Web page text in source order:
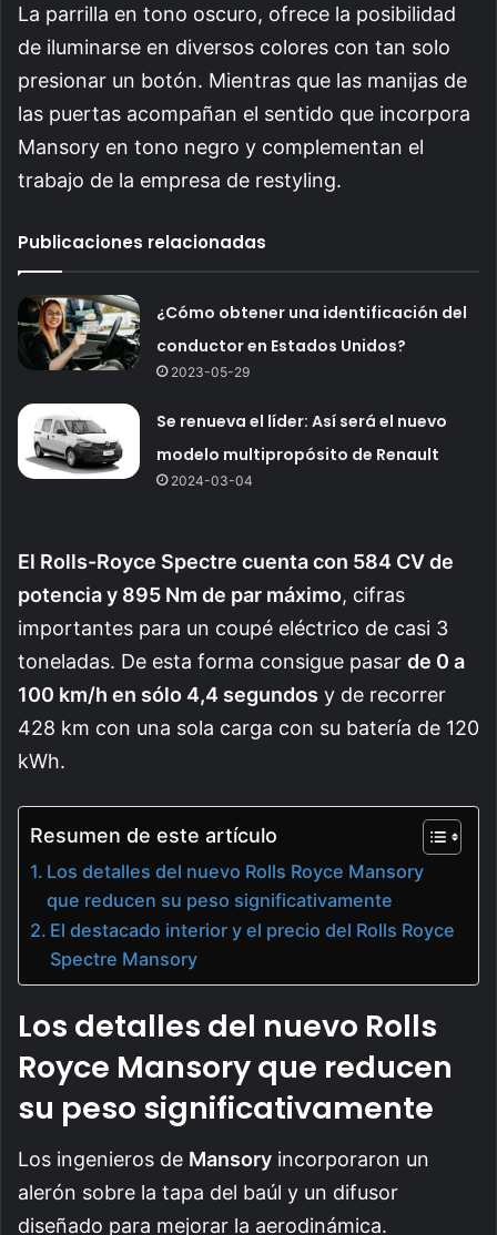
La parrilla en tono oscuro, ofrece la posibilidad
de iluminarse en diversos colores con tan solo
presionar un botón. Mientras que las manijas de
las puertas acompañan el sentido que incorpora
Mansory en tono negro y complementan el
trabajo de la empresa de restyling.
Publicaciones relacionadas
¿Cómo obtener una identificación del
conductor en Estados Unidos?
2023-05-29
Se renueva el líder: Así será el nuevo
modelo multipropósito de Renault
2024-03-04
El Rolls-Royce Spectre cuenta con 584 CV de
potencia y 895 Nm de par máximo, cifras
importantes para un coupé eléctrico de casi 3
toneladas. De esta forma consigue pasar de 0 a
100 km/h en sólo 4,4 segundos y de recorrer
428 km con una sola carga con su batería de 120
kWh.
Resumen de este artículo
Los detalles del nuevo Rolls Royce Mansory
que reducen su peso significativamente
El destacado interior y el precio del Rolls Royce
Spectre Mansory
Los detalles del nuevo Rolls
Royce Mansory que reducen
su peso significativamente
Los ingenieros de Mansory incorporaron un
alerón sobre la tapa del baúl y un difusor
diseñado para mejorar la aerodinámica.